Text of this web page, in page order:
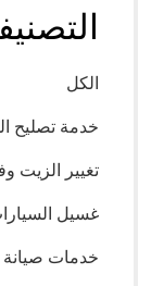
الكل
خدمة تصليح
تغيير الزيت
غسيل
خدمات صيانة